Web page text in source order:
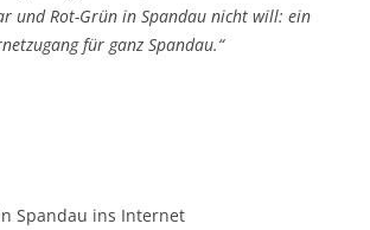
und Rot-Grün in Spandau nicht will: ein
für ganz Spandau.“
Spandau ins Internet